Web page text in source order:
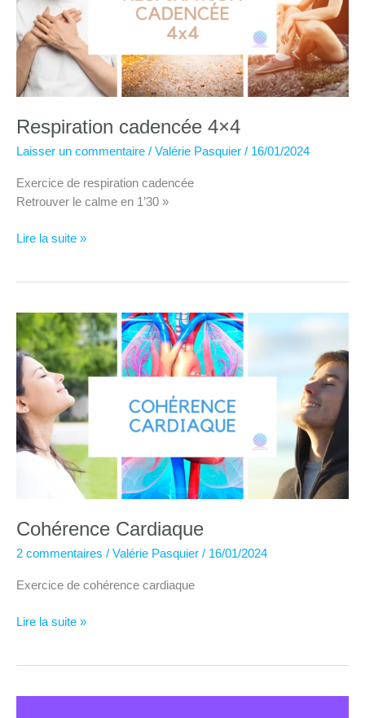
Respiration cadencée 4×4
Laisser un commentaire / Valérie Pasquier / 16/01/2024
Exercice de respiration cadencée
Retrouver le calme en 1’30 »
Respiration
Lire la suite »
Cohérence Cardiaque
2 commentaires / Valérie Pasquier / 16/01/2024
Exercice de cohérence cardiaque
Cohérence
Lire la suite »